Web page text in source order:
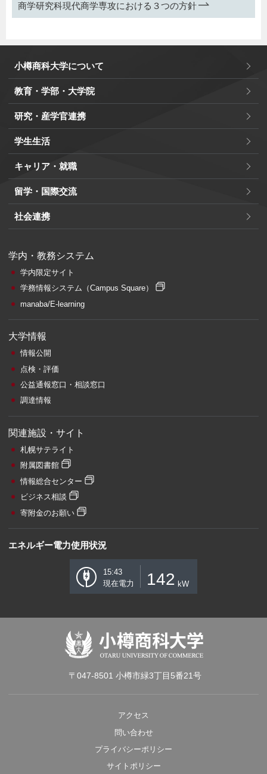
商学研究科現代商学専攻における３つの方針
小樽商科大学について
教育・学部・大学院
研究・産学官連携
学生生活
キャリア・就職
留学・国際交流
社会連携
学内・教務システム
学内限定サイト
学務情報システム （Campus Square）
manaba/E-learning
大学情報
情報公開
点検・評価
公益通報窓口・相談窓口
調達情報
関連施設・サイト
札幌サテライト
附属図書館
情報総合センター
ビジネス相談
寄附金のお願い
エネルギー電力使用状況
15:43
現在電力
142 kW
〒047-8501 小樽市緑3丁目5番21号
アクセス
問い合わせ
プライバシーポリシー
サイトポリシー